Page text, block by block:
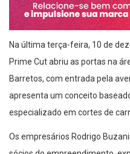
Na última terça-feira, 10 de
Prime Cut abriu as portas na
Barretos, com entrada pela
apresenta um conceito
especializado em cortes de
Os empresários Rodrigo